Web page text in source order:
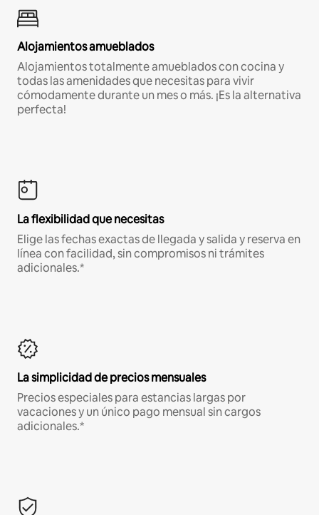
Alojamientos amueblados
Alojamientos totalmente amueblados con cocina y
todas las amenidades que necesitas para vivir
cómodamente durante un mes o más. ¡Es la alternativa
perfecta!
La flexibilidad que necesitas
Elige las fechas exactas de llegada y salida y reserva en
línea con facilidad, sin compromisos ni trámites
adicionales.*
La simplicidad de precios mensuales
Precios especiales para estancias largas por
vacaciones y un único pago mensual sin cargos
adicionales.*